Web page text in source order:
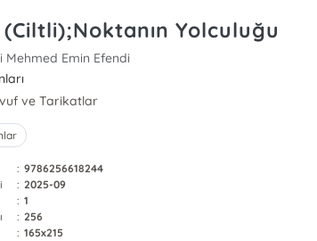
Yolculuğu
Mehmed Emin Efendi
ve Tarikatlar
: 9786256618244
: 2025-09
: 1
: 256
: 165x215